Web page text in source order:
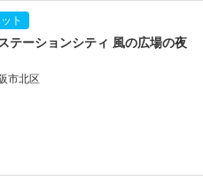
テーションシティ 風の広場の夜
市北区